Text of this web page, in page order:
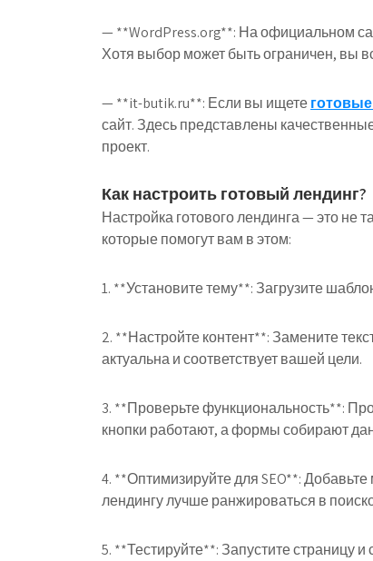
— **WordPress.org**: На официальном
Хотя выбор может быть ограничен, вы
— **it-butik.ru**: Если вы ищете
сайт. Здесь представлены
проект.
Как настроить готовый лендинг?
Настройка готового лендинга — это не
которые помогут вам в этом:
1. **Установите тему**: Загрузите
2. **Настройте контент**: Замените
актуальна и соответствует вашей цели.
3. **Проверьте функциональность**:
кнопки работают, а формы собирают
4. **Оптимизируйте для SEO**:
лендингу лучше ранжироваться в
5. **Тестируйте**: Запустите страницу